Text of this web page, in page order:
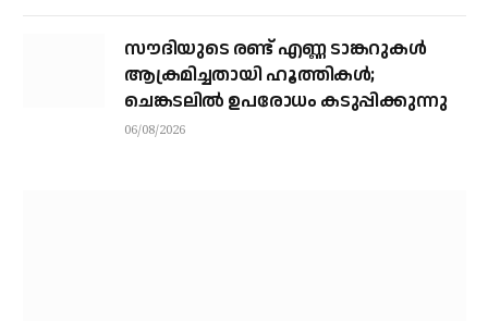
സൗദിയുടെ രണ്ട് എണ്ണ ടാങ്കറുകൾ
ആക്രമിച്ചതായി ഹൂത്തികൾ;
ചെങ്കടലിൽ ഉപരോധം കടുപ്പിക്കുന്നു
06/08/2026